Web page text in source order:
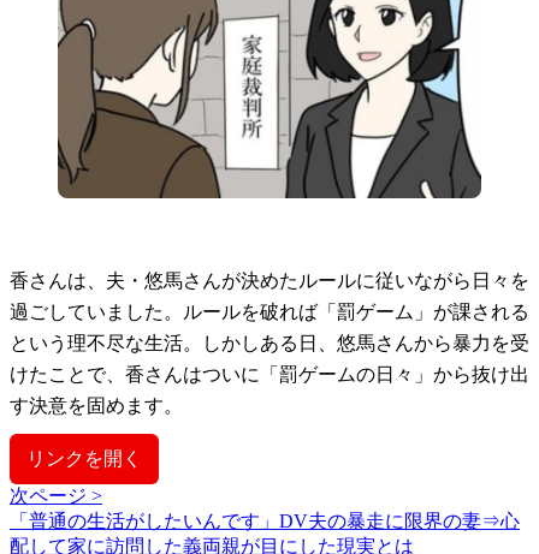
香さんは、夫・悠馬さんが決めたルールに従いながら日々を
過ごしていました。ルールを破れば「罰ゲーム」が課される
という理不尽な生活。しかしある日、悠馬さんから暴力を受
けたことで、香さんはついに「罰ゲームの日々」から抜け出
す決意を固めます。
リンクを開く
次ページ >
「普通の生活がしたいんです」DV夫の暴走に限界の妻⇒心
配して家に訪問した義両親が目にした現実とは